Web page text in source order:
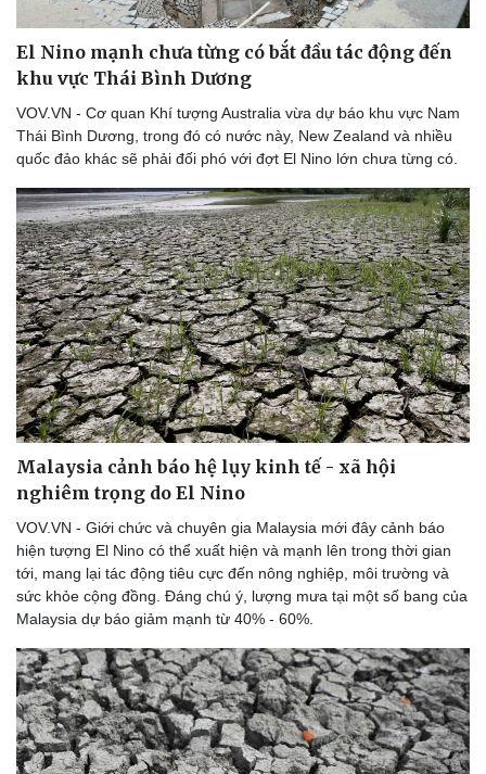
Thế giới thể thao
eSports
Hậu trường
Tư vấn
El Nino mạnh chưa từng có bắt đầu tác động đến
khu vực Thái Bình Dương
VOV.VN - Cơ quan Khí tượng Australia vừa dự báo khu vực Nam
Thái Bình Dương, trong đó có nước này, New Zealand và nhiều
quốc đảo khác sẽ phải đối phó với đợt El Nino lớn chưa từng có.
Malaysia cảnh báo hệ lụy kinh tế - xã hội
nghiêm trọng do El Nino
VOV.VN - Giới chức và chuyên gia Malaysia mới đây cảnh báo
hiện tượng El Nino có thể xuất hiện và mạnh lên trong thời gian
tới, mang lại tác động tiêu cực đến nông nghiệp, môi trường và
sức khỏe cộng đồng. Đáng chú ý, lượng mưa tại một số bang của
Malaysia dự báo giảm mạnh từ 40% - 60%.